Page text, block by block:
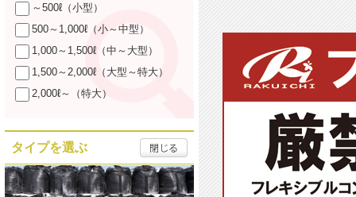
～500ℓ（小型）
500～1,000ℓ（小～中型）
1,000～1,500ℓ（中～大型）
1,500～2,000ℓ（大型～特大）
2,000ℓ～（特大）
タイプを選ぶ